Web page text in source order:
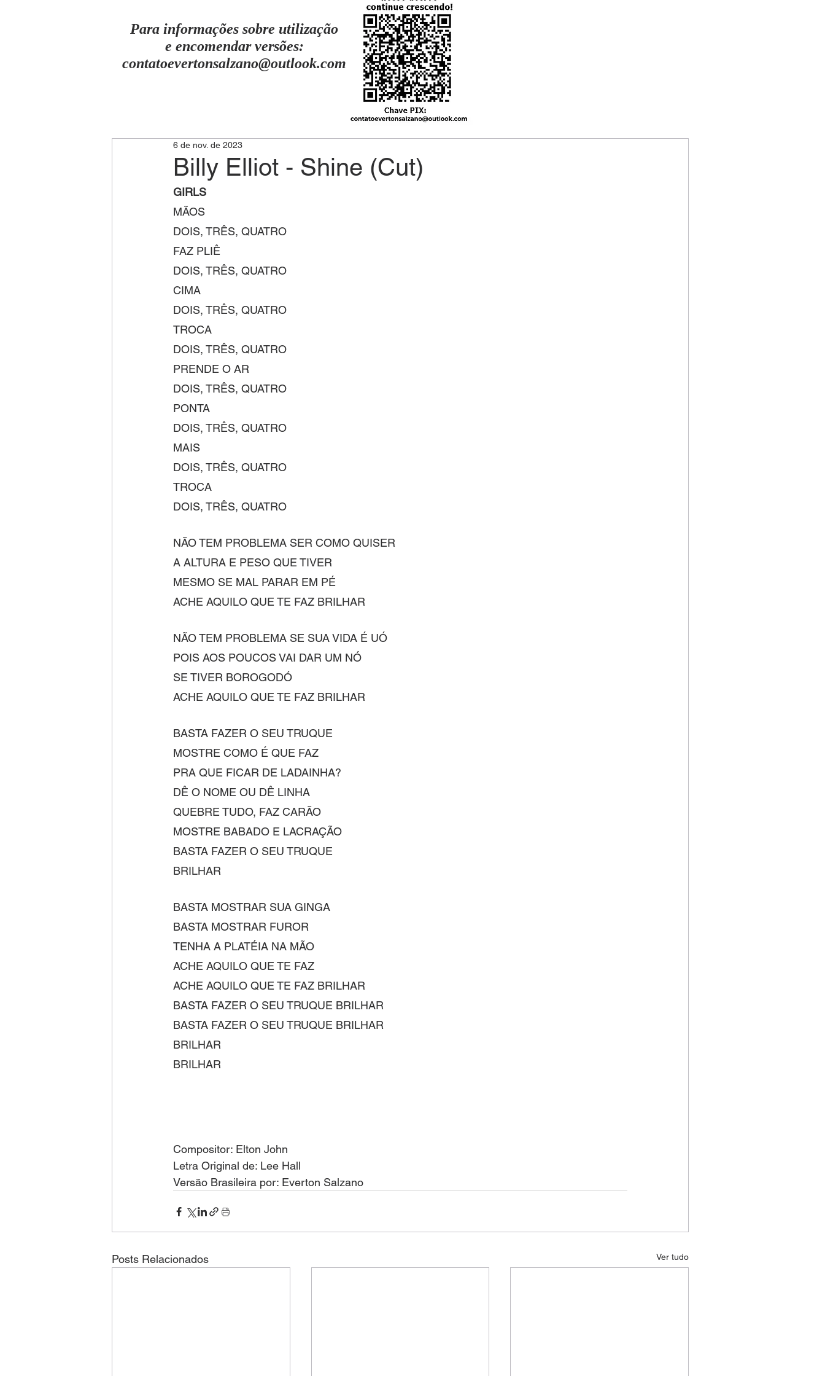
Para informações sobre utilização
e encomendar versões:
contatoevertonsalzano@outlook.com
Billy Elliot - Shine (Cut)
6 de nov. de 2023
GIRLS
MÃOS
DOIS, TRÊS, QUATRO
FAZ PLIÊ
DOIS, TRÊS, QUATRO
CIMA
DOIS, TRÊS, QUATRO
TROCA
DOIS, TRÊS, QUATRO
PRENDE O AR
DOIS, TRÊS, QUATRO
PONTA
DOIS, TRÊS, QUATRO
MAIS
DOIS, TRÊS, QUATRO
TROCA
DOIS, TRÊS, QUATRO
NÃO TEM PROBLEMA SER COMO QUISER
A ALTURA E PESO QUE TIVER
MESMO SE MAL PARAR EM PÉ
ACHE AQUILO QUE TE FAZ BRILHAR
NÃO TEM PROBLEMA SE SUA VIDA É UÓ
POIS AOS POUCOS VAI DAR UM NÓ
SE TIVER BOROGODÓ
ACHE AQUILO QUE TE FAZ BRILHAR
BASTA FAZER O SEU TRUQUE
MOSTRE COMO É QUE FAZ
PRA QUE FICAR DE LADAINHA?
DÊ O NOME OU DÊ LINHA
QUEBRE TUDO, FAZ CARÃO
MOSTRE BABADO E LACRAÇÃO
BASTA FAZER O SEU TRUQUE
BRILHAR
BASTA MOSTRAR SUA GINGA
BASTA MOSTRAR FUROR
TENHA A PLATÉIA NA MÃO
ACHE AQUILO QUE TE FAZ
ACHE AQUILO QUE TE FAZ BRILHAR
BASTA FAZER O SEU TRUQUE BRILHAR
BASTA FAZER O SEU TRUQUE BRILHAR
BRILHAR
BRILHAR
Compositor: Elton John
Letra Original de: Lee Hall
Versão Brasileira por: Everton Salzano
Posts Relacionados Ver tudo